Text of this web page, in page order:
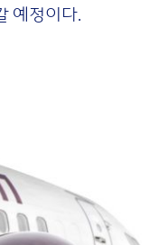
예정이다.